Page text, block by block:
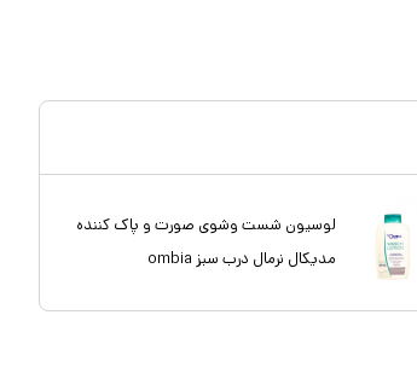
لوسیون شست وشوی صورت و پاک کننده
مدیکال نرمال درب سبز ombia